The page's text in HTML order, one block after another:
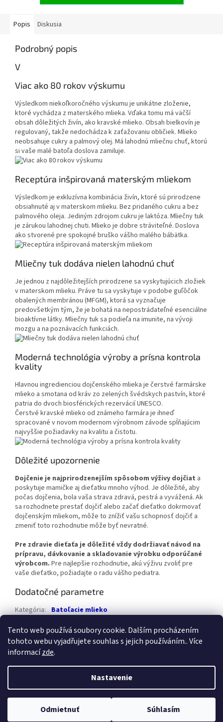
Tento web používá soubory cookie. Dalším procházením
tohoto webu vyjadřujete souhlas s jejich používáním.. Více
informacízde.
Nastavenie
Odmietnuť Súhlasím
Popis Diskusia
Podrobný popis
V
Viac ako 80 rokov výskumu
Výsledkom niekoľkoročného výskumu je unikátne zloženie,
ktoré vychádza z materského mlieka. Vďaka tomu má väčší
obsah dôležitých živín, ako kravské mlieko. Obsah bielkovín je
regulovaný, takže nedochádza k zaťažovaniu obličiek. Mlieko
neobsahuje cukry a palmový olej. Má lahodnú mliečnu chuť, ktorú
si vaše malé batoľa doslova zamiluje.
Receptúra ​​inšpirovaná materským mliekom
Výsledkom je exkluzívna kombinácia živín, ktoré sú prirodzene
obsiahnuté aj v materskom mlieku. Bez pridaného cukru a bez
palmového oleja. Jediným zdrojom cukru je laktóza. Mliečny tuk
je zárukou lahodnej chuti. Mlieko je dobre stráviteľné. Doslova
ako stvorené pre spokojné bruško vášho malého bábätka.
Mliečny tuk dodáva nielen lahodnú chuť
Je jednou z najdôležitejších prirodzene sa vyskytujúcich zložiek
v materskom mlieku. Práve tu sa vyskytuje v podobe guľôčok
obalených membránou (MFGM), ktorá sa vyznačuje
predovšetkým tým, že je bohatá na nepostrádateľné esenciálne
bioaktívne látky. Mliečny tuk sa podieľa na imunite, na vývoji
mozgu a na poznávacích funkciách.
Moderná technológia výroby a prísna kontrola
kvality
Hlavnou ingredienciou dojčenského mlieka je čerstvé farmárske
mlieko a smotana od kráv zo zelených švédskych pastvín, ktoré
patria do dvoch biosférických rezervácií UNESCO.
Čerstvé kravské mlieko od známeho farmára je ihneď
spracované v novom modernom výrobnom závode spĺňajúcim
najvyššie požiadavky na kvalitu a čistotu.
Dôležité upozornenie
Dojčenie je najprirodzenejším spôsobom výživy dojčiat a
poskytuje mamičke aj dieťatku mnoho výhod. Je dôležité, aby
počas dojčenia, bola vaša strava zdravá, pestrá a vyvážená. Ak
sa rozhodnete prestať dojčiť alebo začať dieťatko dokrmovať
dojčenským mliekom, môže to znížiť vašu schopnosť dojčiť a
zmeniť toto rozhodnutie môže byť nevratné.
Pre zdravie dieťaťa je dôležité vždy dodržiavať návod na
prípravu, dávkovanie a skladovanie výrobku odporúčané
výrobcom. Pre najlepšie rozhodnutie, akú výživu zvoliť pre
vaše dieťatko, požiadajte o radu vášho pediatra.
Dodatočné parametre
Kategória: Batoľacie mlieko
Copyright 2026Healthstore.sk. Všetky práva vyhradené.Upraviť